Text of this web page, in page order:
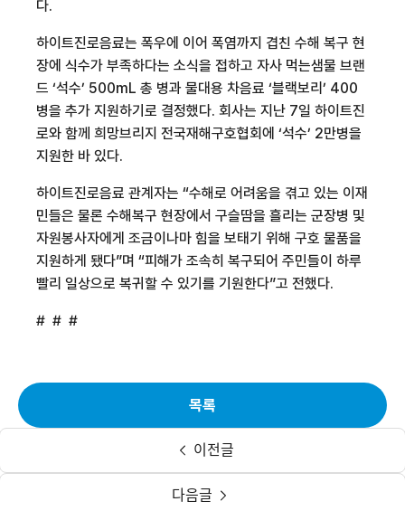
다.
하이트진로음료는 폭우에 이어 폭염까지 겹친 수해 복구 현
장에 식수가 부족하다는 소식을 접하고 자사 먹는샘물 브랜
드 ‘석수’ 500mL 총 병과 물대용 차음료 ‘블랙보리 ’ 400
병을 추가 지원하기로 결정했다. 회사는 지난 7일 하이트진
로와 함께 희망브리지 전국재해구호협회에 ‘석수’ 2만병을
지원한 바 있다.
하이트진로음료 관계자는 “수해로 어려움을 겪고 있는 이재
민들은 물론 수해복구 현장에서 구슬땀을 흘리는 군장병 및
자원봉사자에게 조금이나마 힘을 보태기 위해 구호 물품을
지원하게 됐다”며 “피해가 조속히 복구되어 주민들이 하루
빨리 일상으로 복귀할 수 있기를 기원한다”고 전했다.
# # #
이전글
목록
다음글